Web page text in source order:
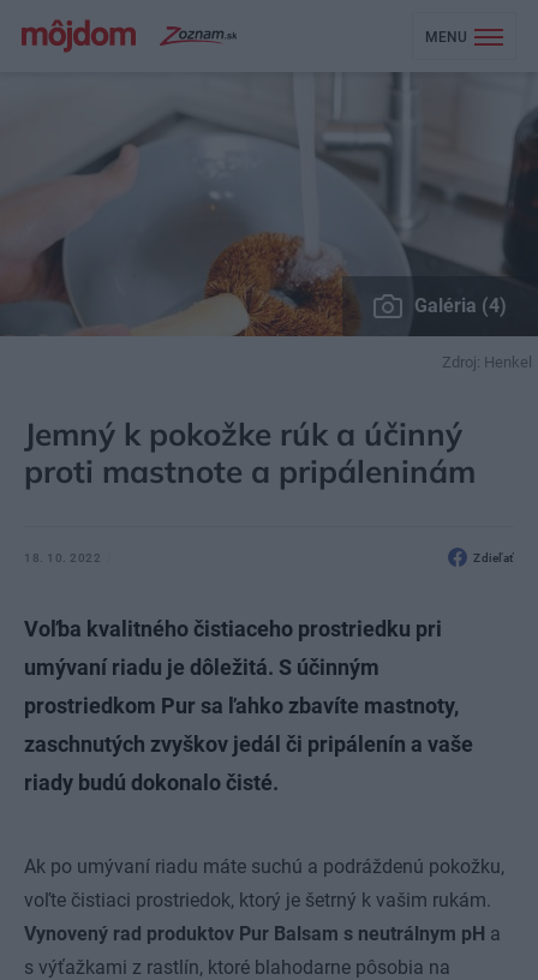
MENU
Galéria (4)
Zdroj: Henkel
Jemný k pokožke rúk a účinný
proti mastnote a pripáleninám
18. 10. 2022 Zdieľať
Voľba kvalitného čistiaceho prostriedku pri
umývaní riadu je dôležitá. S účinným
prostriedkom Pur sa ľahko zbavíte mastnoty,
zaschnutých zvyškov jedál či pripálenín a vaše
riady budú dokonalo čisté.
Ak po umývaní riadu máte suchú a podráždenú pokožku,
voľte čistiaci prostriedok, ktorý je šetrný k vašim rukám.
Vynovený rad produktov Pur Balsam s neutrálnym pH a
s výťažkami z rastlín, ktoré blahodarne pôsobia na